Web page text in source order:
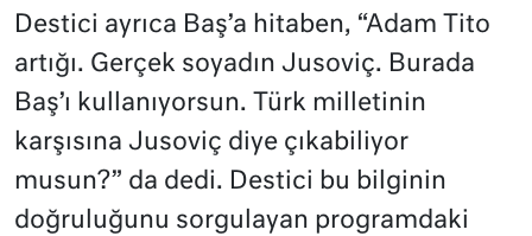
Destici ayrıca Baş’a hitaben, “Adam Tito
artığı. Gerçek soyadın Jusoviç. Burada
Baş’ı kullanıyorsun. Türk milletinin
karşısına Jusoviç diye çıkabiliyor
musun?” da dedi. Destici bu bilginin
doğruluğunu sorgulayan programdaki